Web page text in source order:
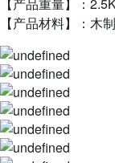
【产品材料】：木